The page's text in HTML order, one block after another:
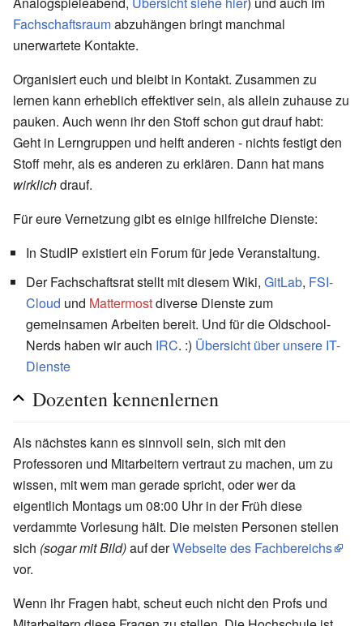
Fachschaftsraumabzuhängen bringt manchmal
unerwartete Kontakte.
Organisiert euch und bleibt in Kontakt. Zusammen zu
lernen kann erheblich effektiver sein, als allein zuhause zu
pauken. Auch wenn ihr den Stoff schon gut drauf habt:
Geht in Lerngruppen und helft anderen - nichts festigt den
Stoff mehr, als es anderen zu erklären. Dann hat mans
wirklichdrauf.
Für eure Vernetzung gibt es einige hilfreiche Dienste:
In StudIP existiert ein Forum für jede Veranstaltung.
Der Fachschaftsrat stellt mit diesem Wiki, GitLab, FSI-
Cloud und Mattermostdiverse Dienste zum
gemeinsamen Arbeiten bereit. Und für die Oldschool-
Nerds haben wir auch IRC. :) Übersicht über unsere IT-
Dienste
Dozenten kennenlernen
Als nächstes kann es sinnvoll sein, sich mit den
Professoren und Mitarbeitern vertraut zu machen, um zu
wissen, mit wem man gerade spricht, oder wer da
eigentlich Montags um 08:00 Uhr in der Früh diese
verdammte Vorlesung hält. Die meisten Personen stellen
sich (sogar mit Bild)auf derWebseite des Fachbereichs
vor.
Wenn ihr Fragen habt, scheut euch nicht den Profs und